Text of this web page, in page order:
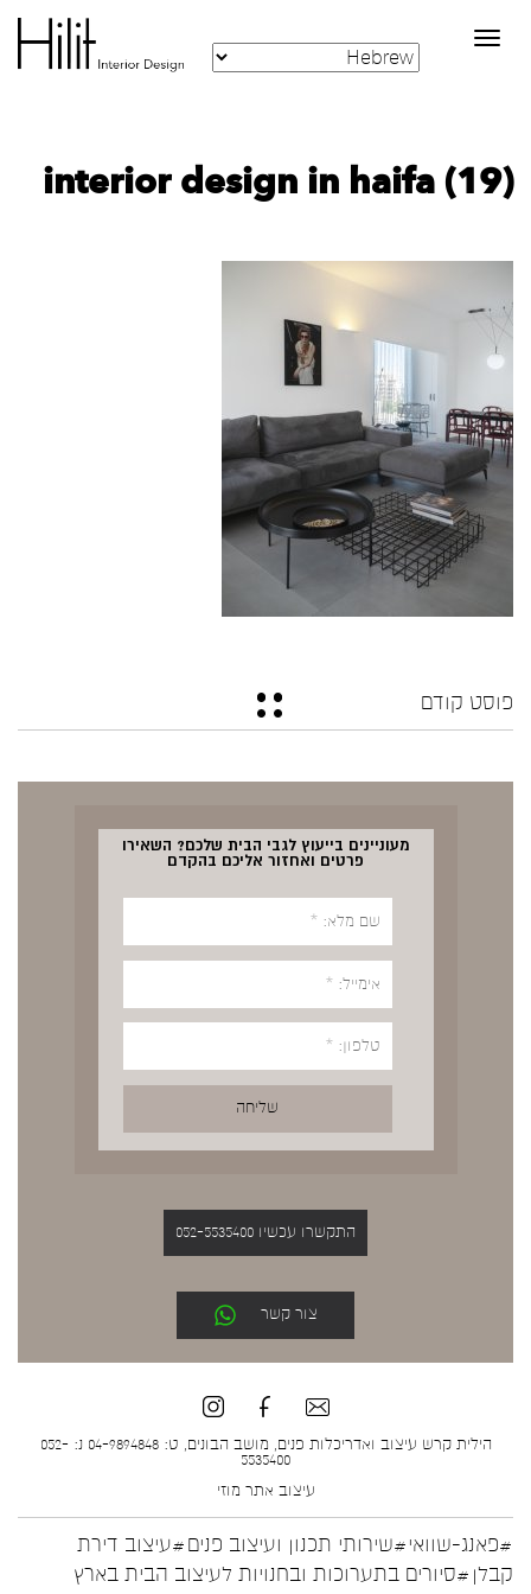
Toggle
navigation
interior design in haifa (19)
פוסט קודם
מעוניינים בייעוץ לגבי הבית שלכם? השאירו
פרטים ואחזור אליכם בהקדם
התקשרו עכשיו 052-5535400
צור קשר
הילית קרש עיצוב ואדריכלות פנים, מושב הבונים, ט: 04-9894848 נ: 052-
5535400
עיצוב אתר מוזי
#פאנג-שוואי#שירותי תכנון ועיצוב פנים#עיצוב דירת
קבלן #סיורים בתערוכות ובחנויות לעיצוב הבית בארץ